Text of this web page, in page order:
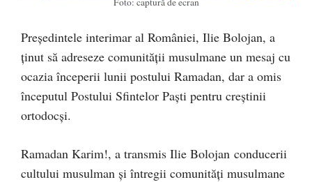
Președintele interimar al României, Ilie Bolojan, a
ținut să adreseze comunității musulmane un mesaj cu
ocazia începerii lunii postului Ramadan, dar a omis
începutul Postului Sfintelor Paști pentru creștinii
ortodocși.
Ramadan Karim!, a transmis Ilie Bolojan conducerii
cultului musulman şi întregii comunităţi musulmane